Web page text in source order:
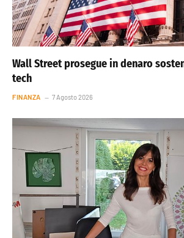
Wall Street prosegue in denaro
tech
FINANZA 7 Agosto 2026